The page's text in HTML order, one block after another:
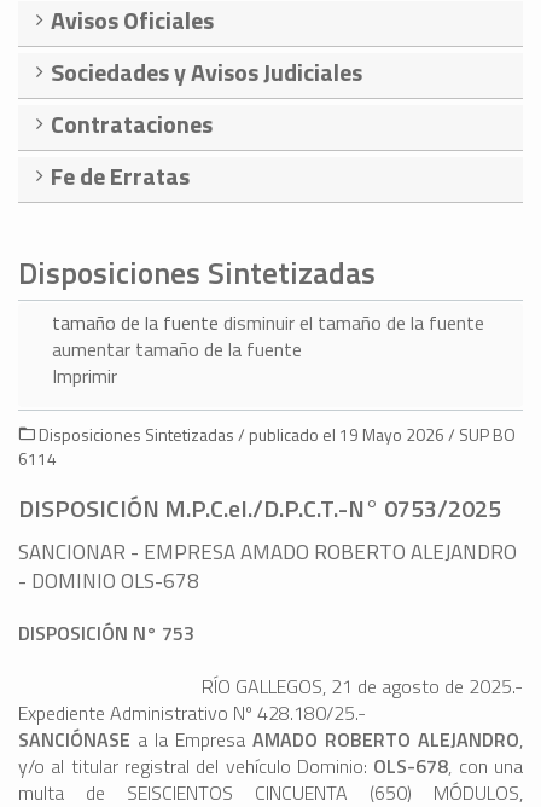
Avisos Oficiales
Sociedades y Avisos Judiciales
Contrataciones
Fe de Erratas
Disposiciones Sintetizadas
tamaño de la fuente disminuir el tamaño de la fuente
aumentar tamaño de la fuente
Imprimir
Disposiciones Sintetizadas / publicado el 19 Mayo 2026 / SUP BO
6114
DISPOSICIÓN M.P.C.eI./D.P.C.T.-N° 0753/2025
SANCIONAR - EMPRESA AMADO ROBERTO ALEJANDRO
- DOMINIO OLS-678
DISPOSICIÓN N° 753
RÍO GALLEGOS, 21 de agosto de 2025.-
Expediente Administrativo Nº 428.180/25.-
SANCIÓNASE a la Empresa AMADO ROBERTO ALEJANDRO,
y/o al titular registral del vehículo Dominio: OLS-678, con una
multa de SEISCIENTOS CINCUENTA (650) MÓDULOS,